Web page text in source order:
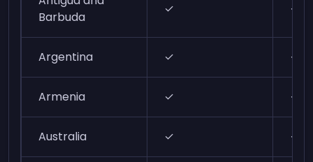
Barbuda
✓ ✓
Argentina ✓ ✓
Armenia ✓ ✓
Australia ✓ ✓